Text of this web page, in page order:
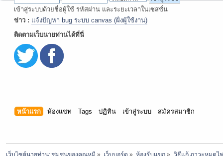
เข้าสู่ระบบด้วยชื่อผู้ใช้ รหัสผ่าน และระยะเวลาในเซสชั่น
ข่าว : แจ้งปัญหา bug ระบบ canvas (ฝั่งผู้ใช้งาน)
ติดตามเว็บนายท่านได้ที่นี่
หน้าแรก ห้องแชท Tags ปฏิทิน เข้าสู่ระบบ สมัครสมาชิก
เว็บไซต์นายท่าน::ชุมชนของคุณหมี » เว็บบอร์ด » ห้องรับแขก » วิธีแก้ ภาวะหมดไ